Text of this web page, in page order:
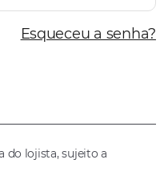
Esqueceu a senha?
do lojista, sujeito a